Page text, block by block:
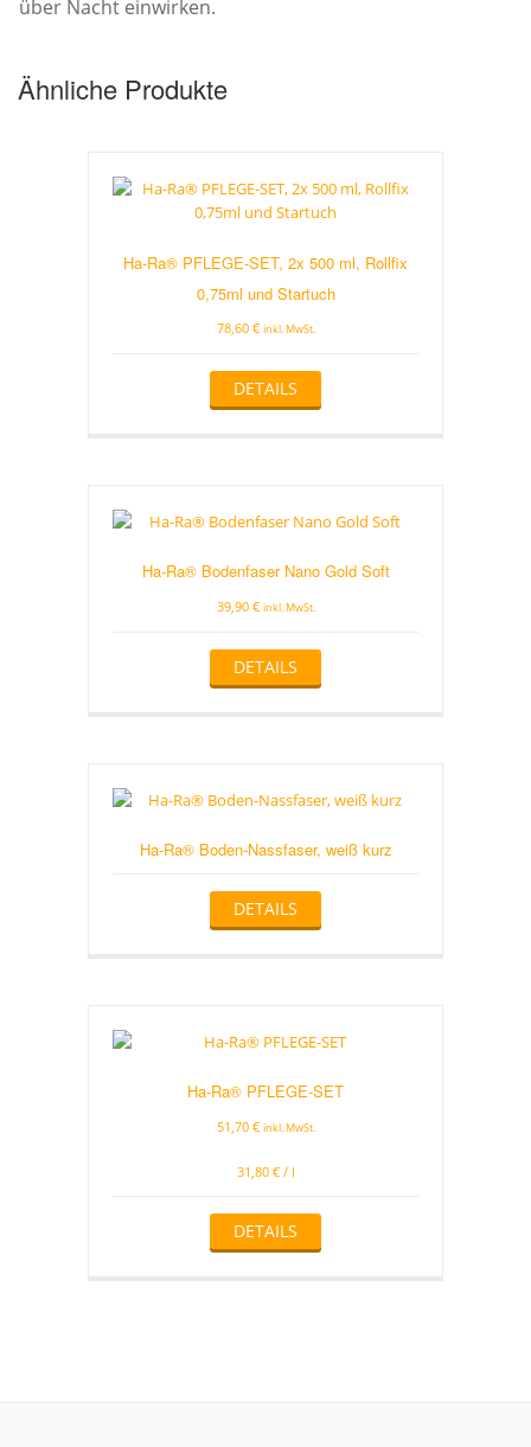
über Nacht einwirken.
Ähnliche Produkte
Ha-Ra® PFLEGE-SET, 2x 500 ml, Rollfix
0,75ml und Startuch
78,60 € inkl. MwSt.
DETAILS
Ha-Ra® Bodenfaser Nano Gold Soft
39,90 € inkl. MwSt.
DETAILS
weist
Optionen
auf
gewählt
Ha-Ra® Boden-Nassfaser, weiß kurz
DETAILS
Ha-Ra® PFLEGE-SET
51,70 € inkl. MwSt.
31,80 €/ l
DETAILS